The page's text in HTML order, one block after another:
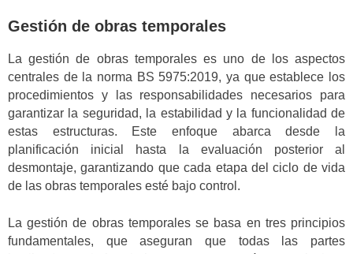
Gestión de obras temporales
La gestión de obras temporales es uno de los aspectos
centrales de la norma BS 5975:2019, ya que establece los
procedimientos y las responsabilidades necesarios para
garantizar la seguridad, la estabilidad y la funcionalidad de
estas estructuras. Este enfoque abarca desde la
planificación inicial hasta la evaluación posterior al
desmontaje, garantizando que cada etapa del ciclo de vida
de las obras temporales esté bajo control.
La gestión de obras temporales se basa en tres principios
fundamentales, que aseguran que todas las partes